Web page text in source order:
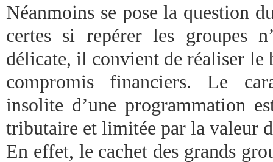
Néanmoins se pose la question
certes si repérer les groupes
délicate, il convient de réaliser le
compromis financiers. Le
insolite d’une programmation
tributaire et limitée par la valeur
En effet, le cachet des grands